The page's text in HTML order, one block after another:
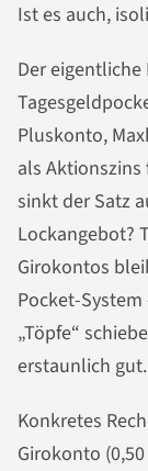
Ist es auch,
Der
Pluskonto,
als
sinkt der Satz
Lockangebot?
Girokontos
Pocket-
„Töpfe“
erstaunlich gut.
Konkretes
Girokonto